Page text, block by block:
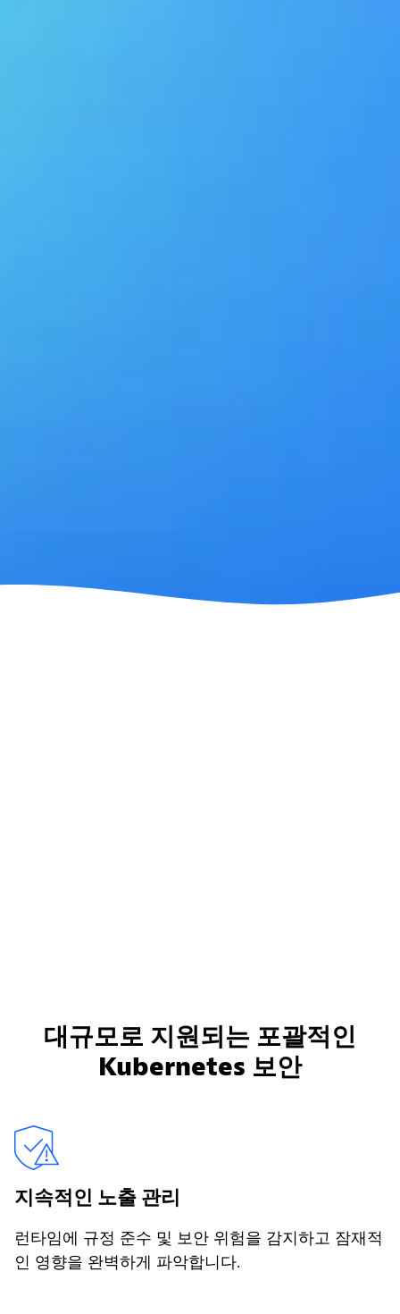
대규모로 지원되는 포괄적인
Kubernetes 보안
지속적인 노출 관리
런타임에 규정 준수 및 보안 위험을 감지하고 잠재적
인 영향을 완벽하게 파악합니다.